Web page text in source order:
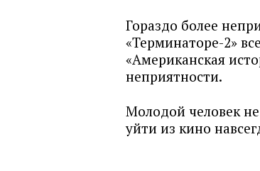
Гораздо более
«Терминаторе-2»
«Американская
неприятности.
Молодой человек
уйти из кино